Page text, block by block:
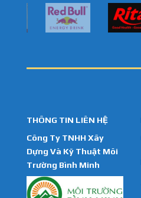
THÔNG TIN LIÊN HỆ
Công Ty TNHH Xây
Dựng Và Kỹ Thuật Môi
Trường Bình Minh